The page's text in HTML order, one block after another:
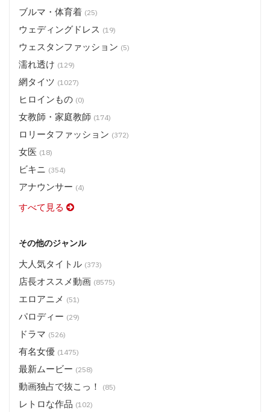
ブルマ・体育着 (25)
ウェディングドレス (19)
ウェスタンファッション (5)
濡れ透け (129)
網タイツ (1027)
ヒロインもの (0)
女教師・家庭教師 (174)
ロリータファッション (372)
女医 (18)
ビキニ (354)
アナウンサー (4)
すべて見る
その他のジャンル
大人気タイトル (373)
店長オススメ動画 (8575)
エロアニメ (51)
パロディー (29)
ドラマ (526)
有名女優 (1475)
最新ムービー (258)
動画独占で抜こっ！ (85)
レトロな作品 (102)